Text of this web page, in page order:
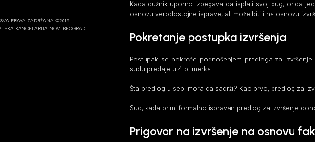
SVA PRAVA ZADRŽANA ©2015
KANCELARIJA NOVI BEOGRAD .
Kada dužnik uporno izbegava da isplati svoj dug, onda
osnovu verodostojne isprave, ali može biti i na osnovu
Pokretanje postupka izvršenja
Postupak se pokreće podnošenjem predloga za
sudu predaje u 4 primerka.
Šta predlog u sebi mora da sadrži? Kao prvo, predlog za
Sud, kada primi formalno ispravan predlog za izvršenje
Prigovor na izvršenje na osnovu